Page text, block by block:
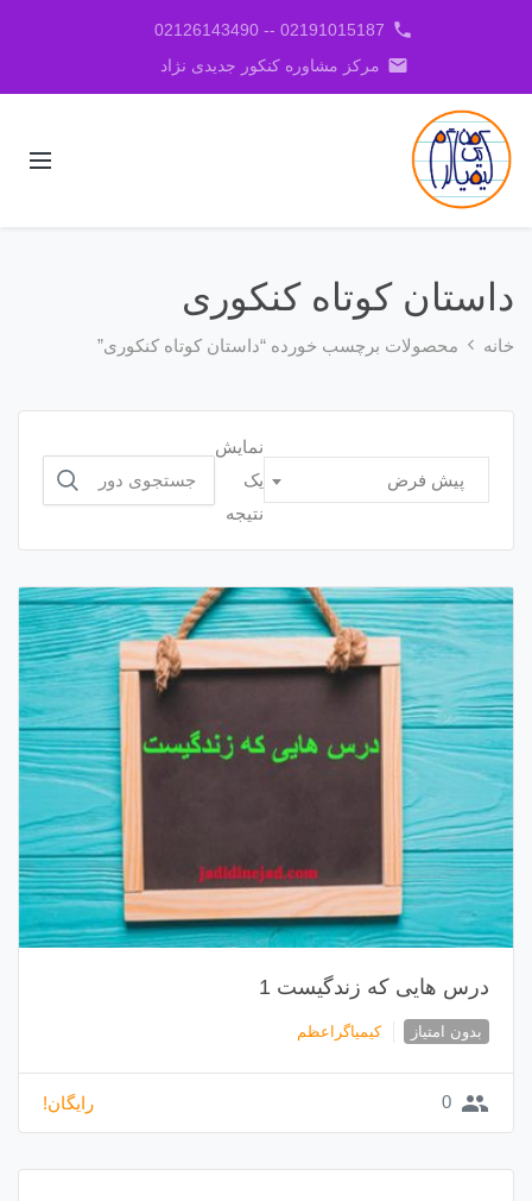
phone
02191015187 -- 02126143490
email مرکز مشاوره کنکور جدیدی نژاد
داستان کوتاه کنکوری
خانه محصولات برچسب خورده “داستان کوتاه کنکوری”
پیش فرض
نمایش
یک
نتیجه برای:
درس هایی که زندگیست 1
بدون امتیاز کیمیاگراعظم
group
0 رایگان!